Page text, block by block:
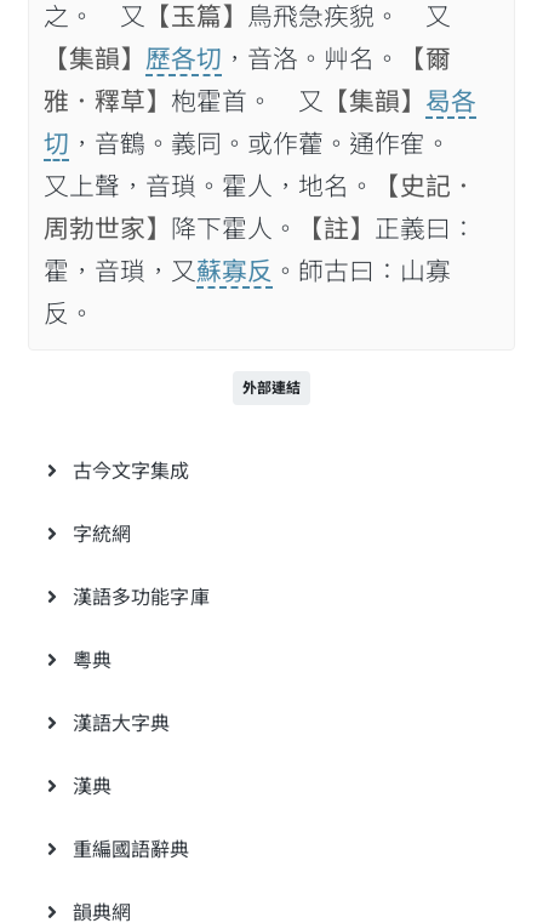
之。 又
【玉篇】 鳥飛急疾貌。 又
【集韻】 歷各切 ，音洛。艸名。
【爾
雅．釋草】 枹霍首。 又 【集韻】 曷各
切 ，音鶴。義同。或作藿。通作隺。
又上聲，音瑣。霍人，地名。
【史記．
周勃世家】 降下霍人。 【註】 正義曰：
霍，音瑣，又蘇寡反 。師古曰：山寡
反。
外部連結
古今文字集成
字統網
漢語多功能字庫
粵典
漢語大字典
漢典
重編國語辭典
韻典網